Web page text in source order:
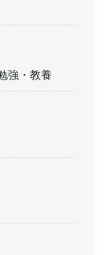
強・教養